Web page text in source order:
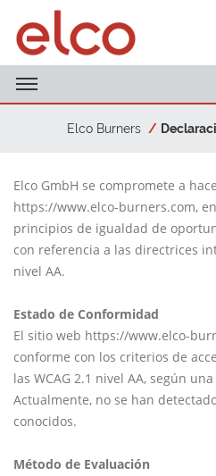
Elco Burners
Elco GmbH se compromete a
https://www.elco-burners.com,
principios de igualdad de
con referencia a las directrices
nivel AA.
Estado de Conformidad
El sitio web https://www.elco-
conforme con los criterios de
las WCAG 2.1 nivel AA, según
Actualmente, no se han
conocidos.
Método de Evaluación